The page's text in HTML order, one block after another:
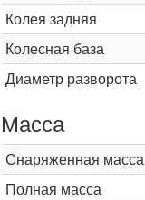
Колея задняя
Колесная база
Диаметр разворота
Масса
Снаряженная масса
Полная масса